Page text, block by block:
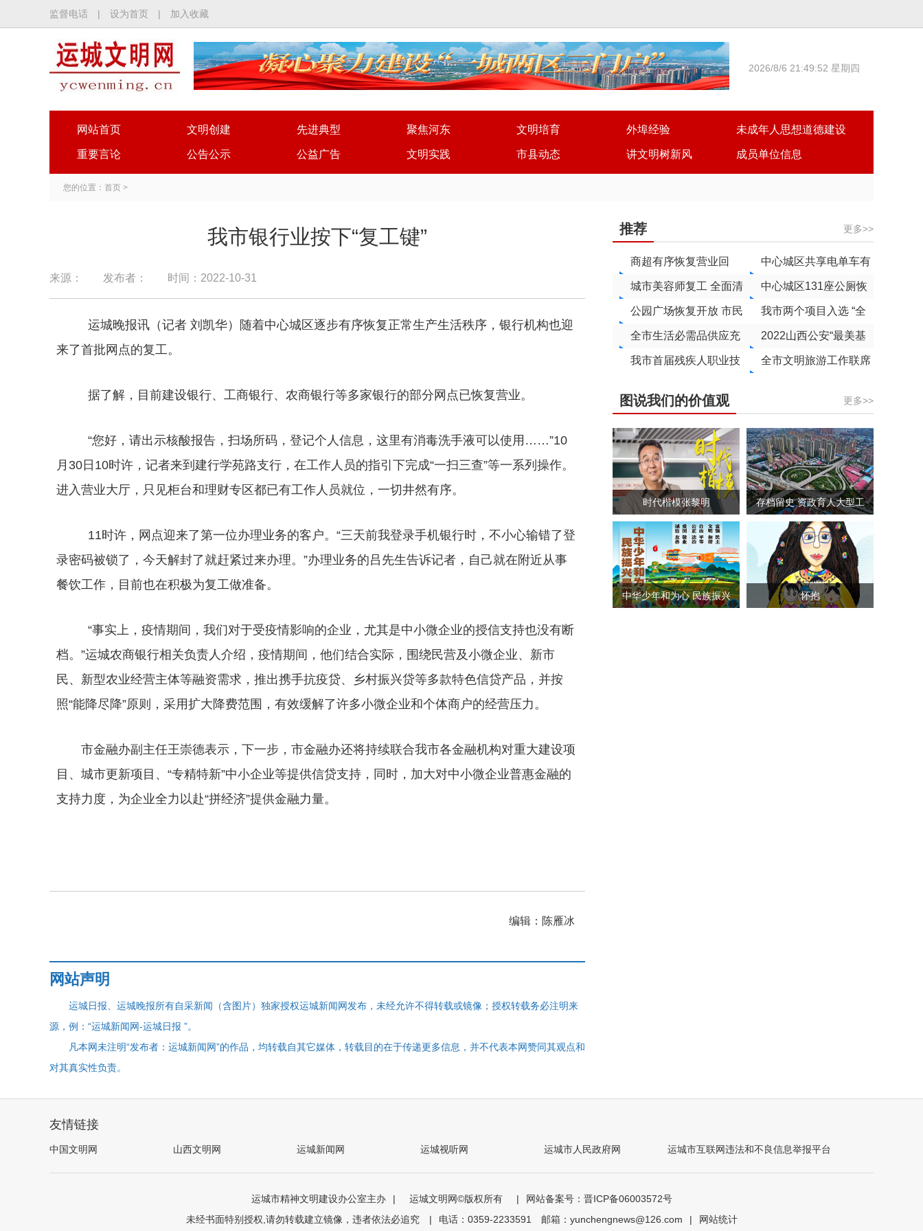
监督电话 | 设为首页 | 加入收藏
2026/8/6 21:49:52 星期四
网站首页
重要言论
文明创建
公告公示
先进典型
公益广告
聚焦河东
文明实践
文明培育
市县动态
外埠经验
讲文明树新风
未成年人思想道德建设
成员单位信息
您的位置： 首页 >
我市银行业按下“复工键”
来源： 发布者： 时间：2022-10-31
运城晚报讯（记者 刘凯华）随着中心城区逐步有序恢复正常生产生活秩序，银行机构也迎
来了首批网点的复工。
据了解，目前建设银行、工商银行、农商银行等多家银行的部分网点已恢复营业。
“您好，请出示核酸报告，扫场所码，登记个人信息，这里有消毒洗手液可以使用……”10
月30日10时许，记者来到建行学苑路支行，在工作人员的指引下完成“一扫三查”等一系列操作。
进入营业大厅，只见柜台和理财专区都已有工作人员就位，一切井然有序。
11时许，网点迎来了第一位办理业务的客户。“三天前我登录手机银行时，不小心输错了登
录密码被锁了，今天解封了就赶紧过来办理。”办理业务的吕先生告诉记者，自己就在附近从事
餐饮工作，目前也在积极为复工做准备。
“事实上，疫情期间，我们对于受疫情影响的企业，尤其是中小微企业的授信支持也没有断
档。”运城农商银行相关负责人介绍，疫情期间，他们结合实际，围绕民营及小微企业、新市
民、新型农业经营主体等融资需求，推出携手抗疫贷、乡村振兴贷等多款特色信贷产品，并按
照“能降尽降”原则，采用扩大降费范围，有效缓解了许多小微企业和个体商户的经营压力。
市金融办副主任王崇德表示，下一步，市金融办还将持续联合我市各金融机构对重大建设项
目、城市更新项目、“专精特新”中小企业等提供信贷支持，同时，加大对中小微企业普惠金融的
支持力度，为企业全力以赴“拼经济”提供金融力量。
编辑：陈雁冰
网站声明
运城日报、运城晚报所有自采新闻（含图片）独家授权运城新闻网发布，未经允许不得转载或镜像；授权转载务必注明来
源，例：“运城新闻网-运城日报 ”。
凡本网未注明“发布者：运城新闻网”的作品，均转载自其它媒体，转载目的在于传递更多信息，并不代表本网赞同其观点和
对其真实性负责。
推荐 更多>>
商超有序恢复营业回
归“烟火气”
中心城区共享电单车有
序恢复运营
城市美容师复工 全面清
扫街道
中心城区131座公厕恢
复开放
公园广场恢复开放 市民
扫码有序进入
我市两个项目入选 “全
国非遗与旅游融合发展
优选项目名录”
全市生活必需品供应充
足
2022山西公安“最美基
层民辅警”名单出炉
我市首届残疾人职业技
按摩、电子商务两项目
竞赛完赛
全市文明旅游工作联席
图说我们的价值观 更多>>
时代楷模张黎明 存档留史 资政育人大型工
具书《运城撤地设市20年
回眸》问世
中华少年和为心 民族振兴 怀抱
友情链接
中国文明网 山西文明网 运城新闻网 运城视听网 运城市人民政府网 运城市互联网违法和不良信息举报平台
运城市精神文明建设办公室主办 | 运城文明网©版权所有 |
网站备案号：晋ICP备06003572号
未经书面特别授权,请勿转载建立镜像，违者依法必追究
| 电话：0359-2233591 邮箱：yunchengnews@126.com | 网站统计